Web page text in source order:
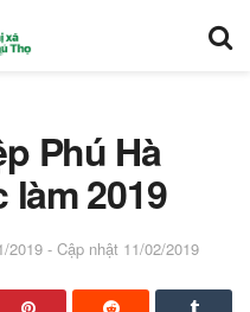
Phú Hà
2019
2019 - Cập nhật 11/02/2019